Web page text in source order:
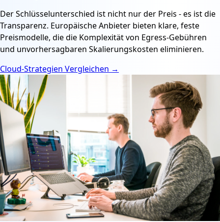
Der Schlüsselunterschied ist nicht nur der Preis - es ist die
Transparenz. Europäische Anbieter bieten klare, feste
Preismodelle, die die Komplexität von Egress-Gebühren
und unvorhersagbaren Skalierungskosten eliminieren.
Cloud-Strategien Vergleichen →